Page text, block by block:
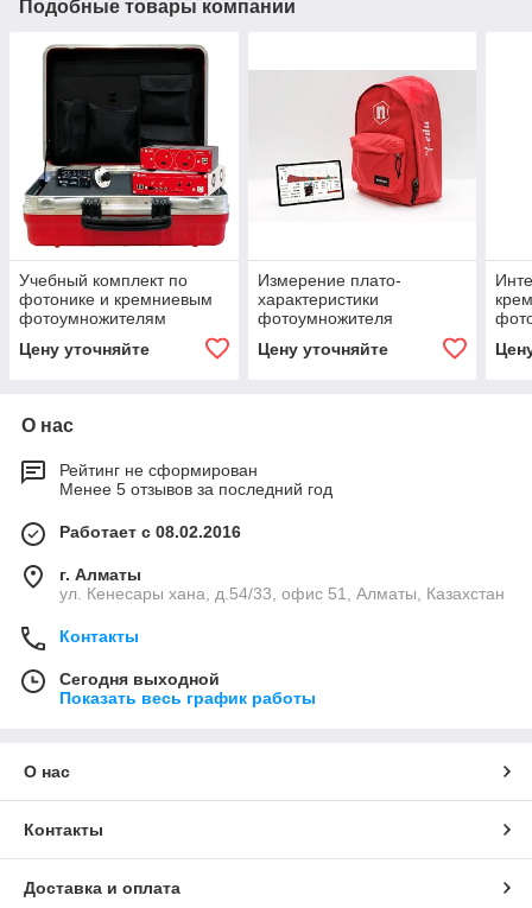
Подобные товары компании
Учебный комплект по
фотонике и кремниевым
фотоумножителям
Цену уточняйте
Измерение плато-
характеристики
фотоумножителя
Цену уточняйте
О нас
Рейтинг не сформирован
Менее 5 отзывов за последний год
Работает с 08.02.2016
г. Алматы
ул. Кенесары хана, д.54/33, офис 51, Алматы, Казахстан
Контакты
Сегодня выходной
Показать весь график работы
О нас
Контакты
Доставка и оплата